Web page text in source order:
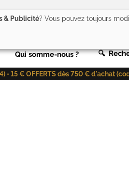
Qui somme-nous ? 🔍
• 15 € OFFERTS dès 750 € d'achat
& Publicité? Vous pouvez toujours